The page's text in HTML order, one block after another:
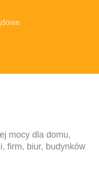
mocy dla domu,
firm, biur, budynków